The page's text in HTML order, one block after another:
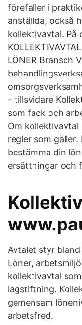
förefaller i
anställda, också
kollektivavtal. På
LÖNER Bransch
– tillsvidare
som fack och
Om kollektivavtal
regler som
bestämma din
ersättningar och
Avtalet styr
Löner,
kollektivavtal
lagstiftning.
gemensam
arbetsfred.